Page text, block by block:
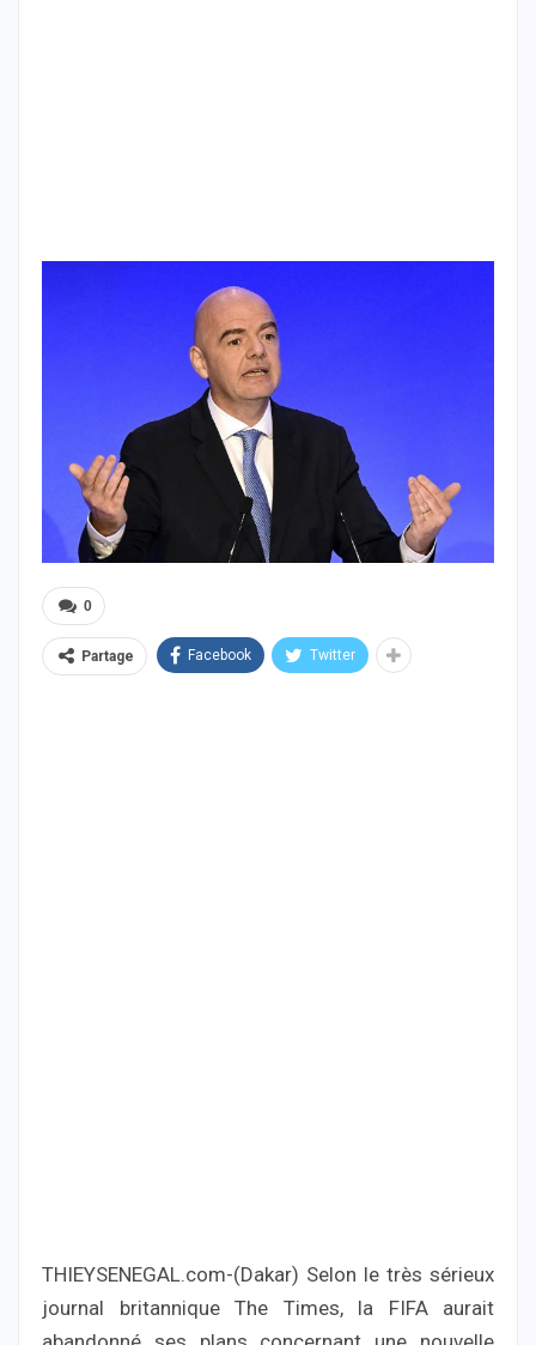
0
Partage Facebook Twitter
THIEYSENEGAL.com-(Dakar) Selon le très sérieux
journal britannique The Times, la FIFA aurait